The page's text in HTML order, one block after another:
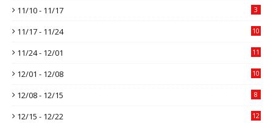
11/10 - 11/17 3
11/17 - 11/24 10
11/24 - 12/01 11
12/01 - 12/08 10
12/08 - 12/15 8
12/15 - 12/22 12